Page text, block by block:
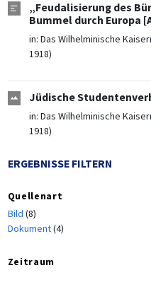
„Feudalisierung des
Bummel durch Europa
in: Das Wilhelminische
1918)
Jüdische
in: Das Wilhelminische
1918)
ERGEBNISSE FILTERN
Quellenart
Bild (8)
Dokument(4)
Zeitraum